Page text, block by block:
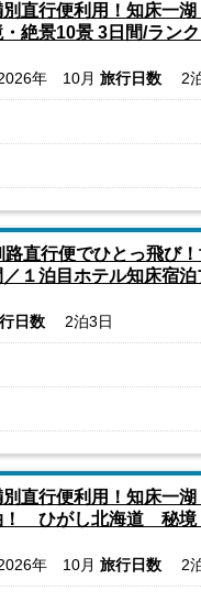
別直行便利用！知床一
絶景10景 3日間/ランク
年 10月 旅行日数 2
路直行便でひとっ飛び
１泊目ホテル知床宿泊
日数 2泊3日
別直行便利用！知床一
！ ひがし北海道 秘境
年 10月 旅行日数 2